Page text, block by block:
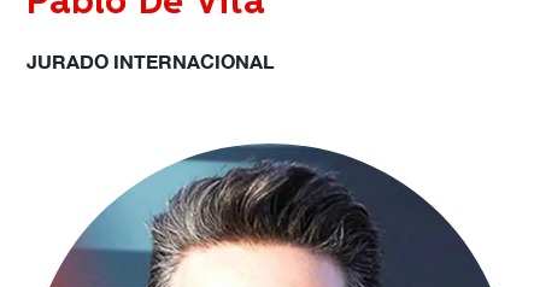
JURADO INTERNACIONAL